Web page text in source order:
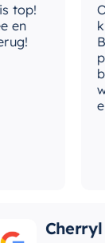
set is
and
en
Cherryl